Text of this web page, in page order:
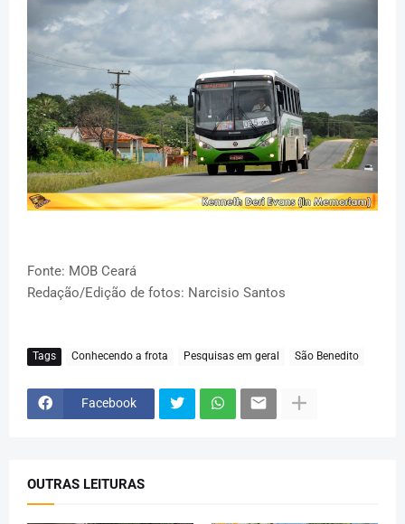
Fonte: MOB Ceará
Redação/Edição de fotos: Narcisio Santos
Tags Conhecendo a frota Pesquisas em geral São Benedito
Facebook
OUTRAS LEITURAS